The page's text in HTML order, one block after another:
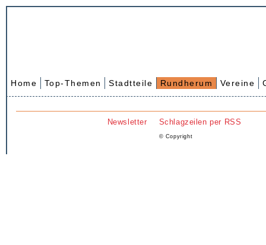
Home Top-Themen Stadtteile Rundherum Vereine
Newsletter Schlagzeilen per RSS
© Copyright